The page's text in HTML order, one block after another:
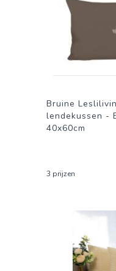
Bruine
lendekussen -
40x60cm
3 prijzen